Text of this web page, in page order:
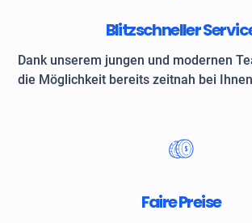
Blitzschneller
Dank unserem jungen und modernen
die Möglichkeit bereits zeitnah bei
Faire Preise